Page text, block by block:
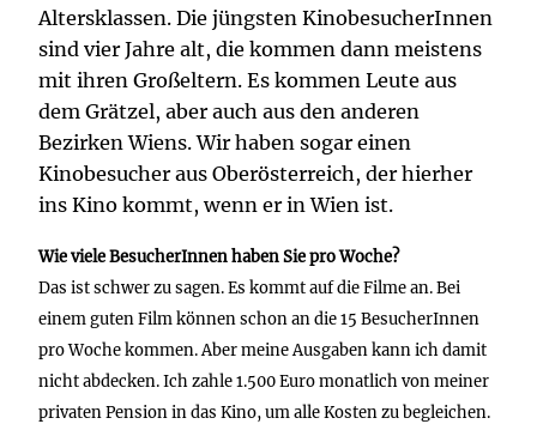
Altersklassen. Die jüngsten KinobesucherInnen
sind vier Jahre alt, die kommen dann meistens
mit ihren Großeltern. Es kommen Leute aus
dem Grätzel, aber auch aus den anderen
Bezirken Wiens. Wir haben sogar einen
Kinobesucher aus Oberösterreich, der hierher
ins Kino kommt, wenn er in Wien ist.
Wie viele BesucherInnen haben Sie pro Woche?
Das ist schwer zu sagen. Es kommt auf die Filme an. Bei
einem guten Film können schon an die 15 BesucherInnen
pro Woche kommen. Aber meine Ausgaben kann ich damit
nicht abdecken. Ich zahle 1.500 Euro monatlich von meiner
privaten Pension in das Kino, um alle Kosten zu begleichen.